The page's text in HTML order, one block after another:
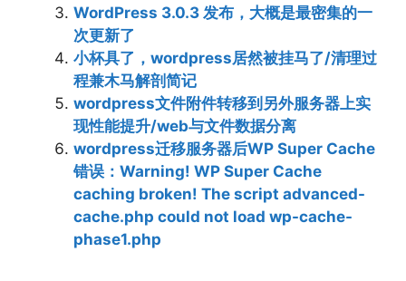
WordPress 3.0.3 发布，大概是最密集的一
次更新了
小杯具了，wordpress居然被挂马了/清理过
程兼木马解剖简记
wordpress文件附件转移到另外服务器上实
现性能提升/web与文件数据分离
wordpress迁移服务器后WP Super Cache
错误：Warning! WP Super Cache
caching broken! The script advanced-
cache.php could not load wp-cache-
phase1.php